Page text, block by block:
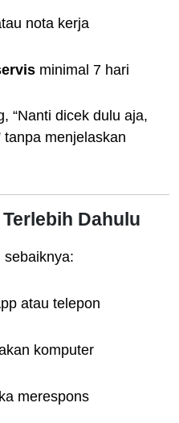
nota kerja
minimal 7 hari
“Nanti dicek dulu aja,
tanpa menjelaskan
Dahulu
sebaiknya:
atau telepon
komputer
merespons